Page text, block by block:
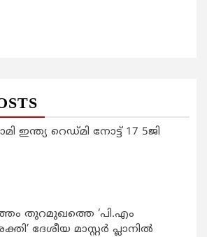
ഇന്ത്യ റെഡ്മി നോട്ട് 17 5ജി
തുറമുഖത്തെ ‘പി.എം
ദേശീയ മാസ്റ്റർ പ്ലാനിൽ